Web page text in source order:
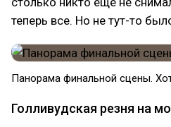
теперь все. Но не тут-то
Панорама финальной сцены.
Голливудская резня на